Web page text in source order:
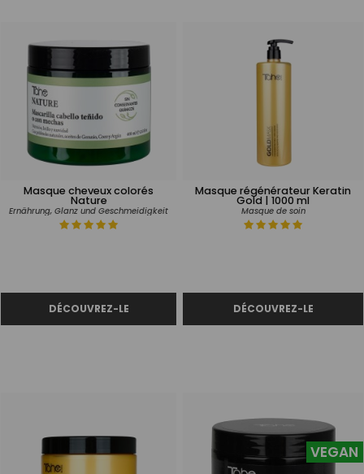
Masque cheveux colorés
Nature
Ernährung, Glanz und Geschmeidigkeit
Masque régénérateur Keratin
Gold | 1000 ml
Masque de soin
VEGAN